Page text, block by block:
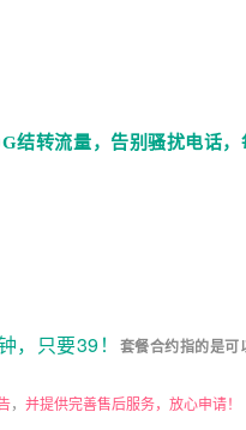
结转流量，告别骚扰电话，
套餐合约指的是可
， 并提供完善售后服务，放心申请！